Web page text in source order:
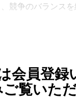
競争のバランス
会員登録
覧いた